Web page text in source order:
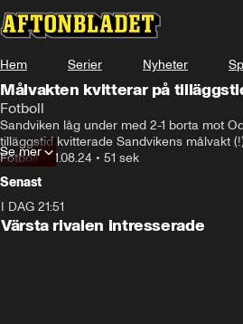
Hem Serier Nyheter
Målvakten kvitterar på
Fotboll
Sandviken låg under med 2-1 borta mot
tilläggstid kvitterade Sandvikens målvakt
mål här
Fotboll•11.08.24 • 51 sek
Se mer
Senast
I DAG 21:51
Värsta rivalen intresserade